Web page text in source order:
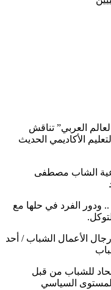
العربي” تناقش
الأكاديمي الحديث
مصطفى
الفرد في حلها مع
الشباب / أحد
من قبل
السياسي